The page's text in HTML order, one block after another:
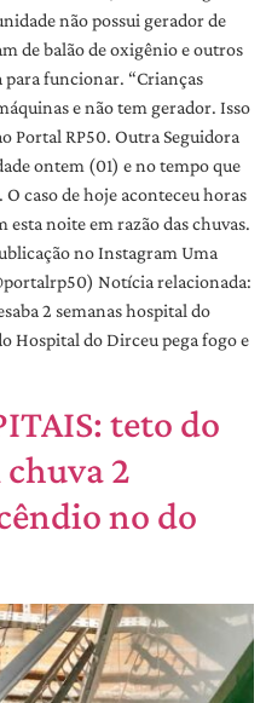
não possui gerador de
de balão de oxigênio e outros
para funcionar. “Crianças
e não tem gerador. Isso
Portal RP50. Outra Seguidora
ontem (01) e no tempo que
O caso de hoje aconteceu horas
esta noite em razão das chuvas.
no Instagram Uma
Notícia relacionada:
2 semanas hospital do
Hospital do Dirceu pega fogo e
teto do
chuva 2
no do